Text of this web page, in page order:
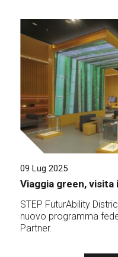
09 Lug 2025
Viaggia green,
STEP FuturAbility
nuovo programma
Partner.